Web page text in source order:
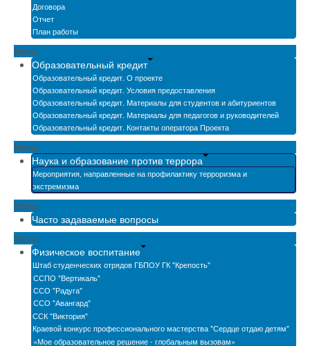
Договора
Отчет
План работы
Menu
Образовательный кредит
Образовательный кредит. О проекте
Образовательный кредит. Условия предоставления
Образовательный кредит. Материалы для студентов и абитуриентов
Образовательный кредит. Материалы для педагогов и руководителей
Образовательный кредит. Контакты оператора Проекта
Menu
Наука и образование против террора
Мероприятия, направленные на профилактику терроризма и
экстремизма
Menu
Часто задаваемые вопросы
Menu
Физическое воспитание
Штаб студенческих отрядов ГБПОУ ГК "Крепость"
ССПО "Вертикаль"
ССО "Радуга"
ССО "Авангард"
ССК "Виктория"
Краевой конкурс профессионального мастерства "Сердце отдаю детям"
«Мое образовательное решение - глобальным вызовам»